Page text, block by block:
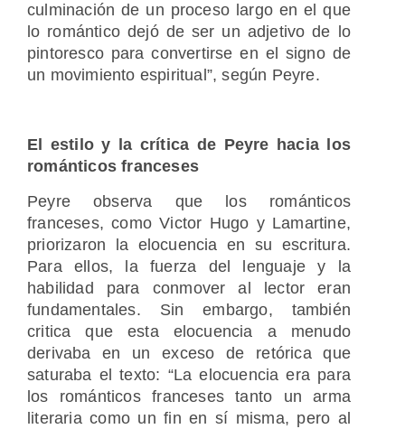
culminación de un proceso largo en el que
lo romántico dejó de ser un adjetivo de lo
pintoresco para convertirse en el signo de
un movimiento espiritual”, según Peyre.
El estilo y la crítica de Peyre hacia los
románticos franceses
Peyre observa que los románticos
franceses, como Victor Hugo y Lamartine,
priorizaron la elocuencia en su escritura.
Para ellos, la fuerza del lenguaje y la
habilidad para conmover al lector eran
fundamentales. Sin embargo, también
critica que esta elocuencia a menudo
derivaba en un exceso de retórica que
saturaba el texto: “La elocuencia era para
los románticos franceses tanto un arma
literaria como un fin en sí misma, pero al